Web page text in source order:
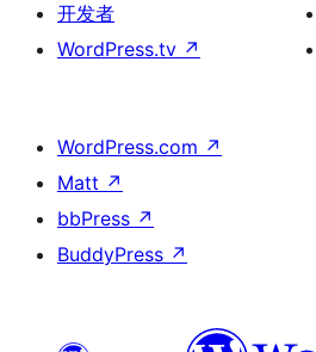
开发者
WordPress.tv ↗
WordPress.com ↗
Matt ↗
bbPress ↗
BuddyPress ↗